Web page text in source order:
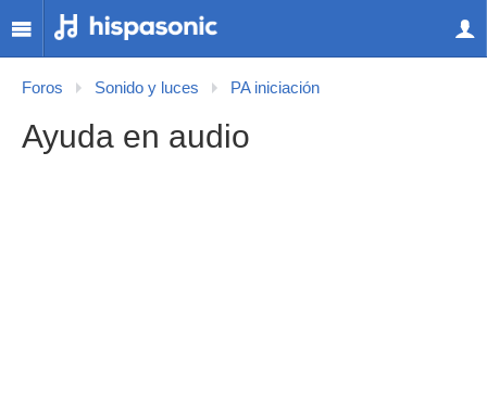
Foros Sonido y luces PA iniciación
Ayuda en audio